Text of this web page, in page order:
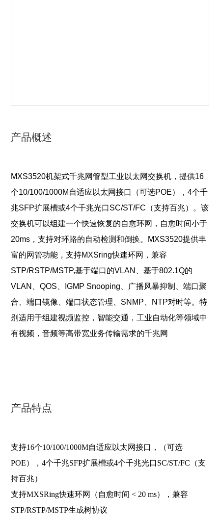
产品概述
MXS3520机架式千兆网管型工业以太网交换机，提供16
个10/100/1000M自适应以太网接口（可选POE），4个千
兆SFP扩展槽或4个千兆光口SC/ST/FC（支持百兆）。该
交换机可以组建一个快速恢复的自愈环网，自愈时间小于
20ms，支持对环路的自动检测和倒换。MXS3520提供丰
富的网管功能，支持MXSring快速环网，兼容
STP/RSTP/MSTP,基于端口的VLAN、基于802.1Q的
VLAN、QOS、IGMP Snooping、广播风暴抑制、端口聚
合、端口镜像、端口状态管理、SNMP、NTP对时等。特
别适用于组建视频监控，智能交通，工业自动化等领域中
有视频，音频等高带宽业务传输需求的千兆网
产品特点
支持16个10/100/1000M自适应以太网接口，（可选
POE），4个千兆SFP扩展槽或4个千兆光口SC/ST/FC（支
持百兆）
支持MXSRing快速环网（自愈时间 < 20 ms），兼容
STP/RSTP/MSTP生成树协议